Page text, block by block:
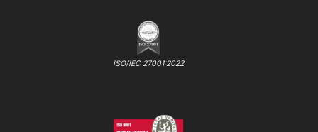
ISO/IEC 27001:2022